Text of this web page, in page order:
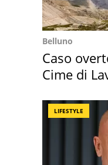
Belluno
Caso
Cime di
LIFESTYLE